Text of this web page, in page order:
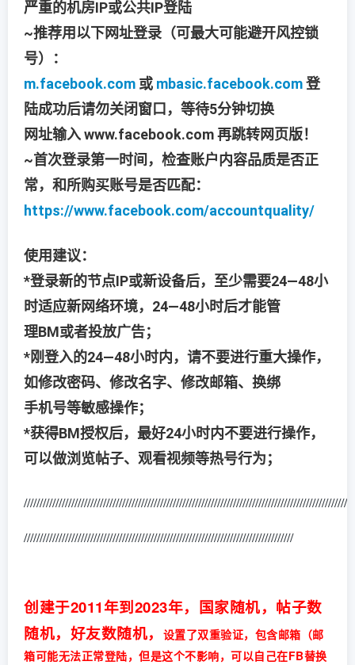
严重的机房IP或公共IP登陆
~推荐用以下网址登录（可最大可能避开风控锁
号）：
m.facebook.com 或 mbasic.facebook.com登
陆成功后请勿关闭窗口，等待5分钟切换
网址输入 www.facebook.com 再跳转网页版！
~首次登录第一时间，检查账户内容品质是否正
常，和所购买账号是否匹配：
https://www.facebook.com/accountquality/
使用建议：
*登录新的节点IP或新设备后，至少需要24—48小
时适应新网络环境，24—48小时后才能管
理BM或者投放广告；
*刚登入的24—48小时内，请不要进行重大操作，
如修改密码、修改名字、修改邮箱、换绑
手机号等敏感操作；
*获得BM授权后，最好24小时内不要进行操作，
可以做浏览帖子、观看视频等热号行为；
////////////////////////////////////////////////////////////////////////////////////////////////////////
/////////////////////////////////////////////////////////////////////////////////////
创建于2011年到2023年，国家随机，帖子数
随机，好友数随机，
设置了双重验证，包含邮箱（邮
箱可能无法正常登陆，但是这个不影响，可以自己在FB替换